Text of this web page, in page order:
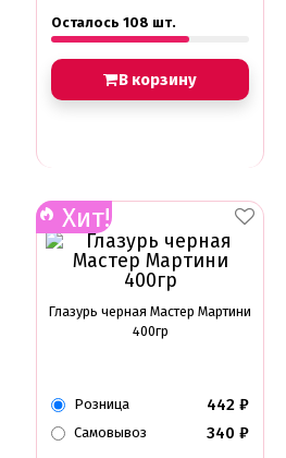
Осталось 108 шт.
В корзину
Хит!
Глазурь черная Мастер Мартини
400гр
Розница 442 ₽
Самовывоз 340 ₽